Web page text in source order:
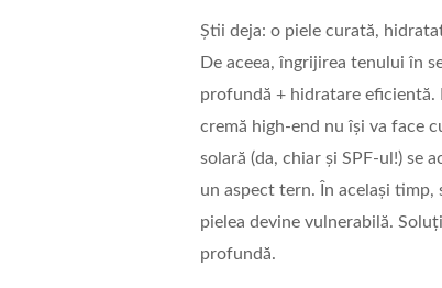
Știi deja: o piele curată,
De aceea, îngrijirea tenului în
profundă + hidratare eficientă.
cremă high-end nu își va face
solară (da, chiar și SPF-ul!) se
un aspect tern. În același
pielea devine vulnerabilă.
profundă.